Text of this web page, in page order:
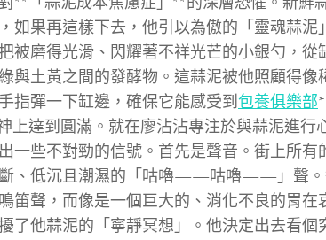
如果再這樣下去，他引以為傲的「靈魂蒜泥
被磨得光滑、閃耀著不祥光芒的小銀勺，從
與土黃之間的發酵物。這蒜泥被他照顧得像
指彈一下缸邊，確保它能感受到 包養俱樂部
上達到圓滿。就在廖沾沾專注於與蒜泥進行
一些不對勁的信號。首先是聲音。街上所有
斷、低沉且潮濕的「咕嚕——咕嚕——」聲。
笛聲，而像是一個巨大的、消化不良的胃在
了他蒜泥的「寧靜冥想」。他決定出去看個